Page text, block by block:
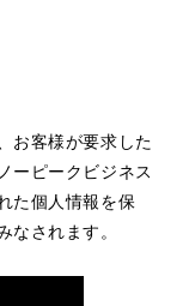
お客様が要求した
ーピークビジネス
た個人情報を保
なされます。